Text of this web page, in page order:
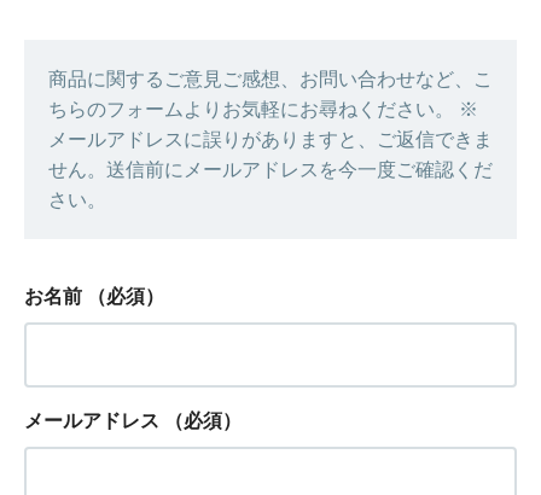
商品に関するご意見ご感想、お問い合わせなど、こ
ちらのフォームよりお気軽にお尋ねください。 ※
メールアドレスに誤りがありますと、ご返信できま
せん。送信前にメールアドレスを今一度ご確認くだ
さい。
お名前 （必須）
メールアドレス （必須）